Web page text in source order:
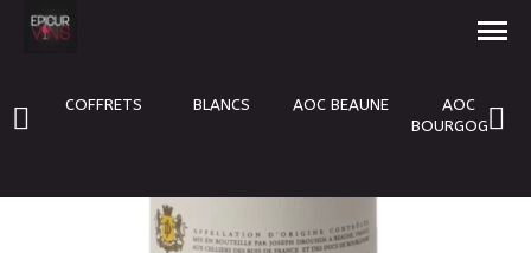
COFFRETS BLANCS AOC BEAUNE
AOC
BOURGOGNE